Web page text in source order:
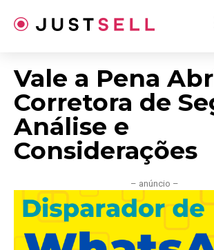
para
Vale a Pena
Corretora de
Análise e
Considerações
– anúncio –